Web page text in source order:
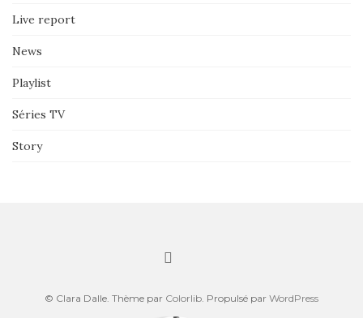
Live report
News
Playlist
Séries TV
Story
© Clara Dalle. Thème par Colorlib . Propulsé par WordPress